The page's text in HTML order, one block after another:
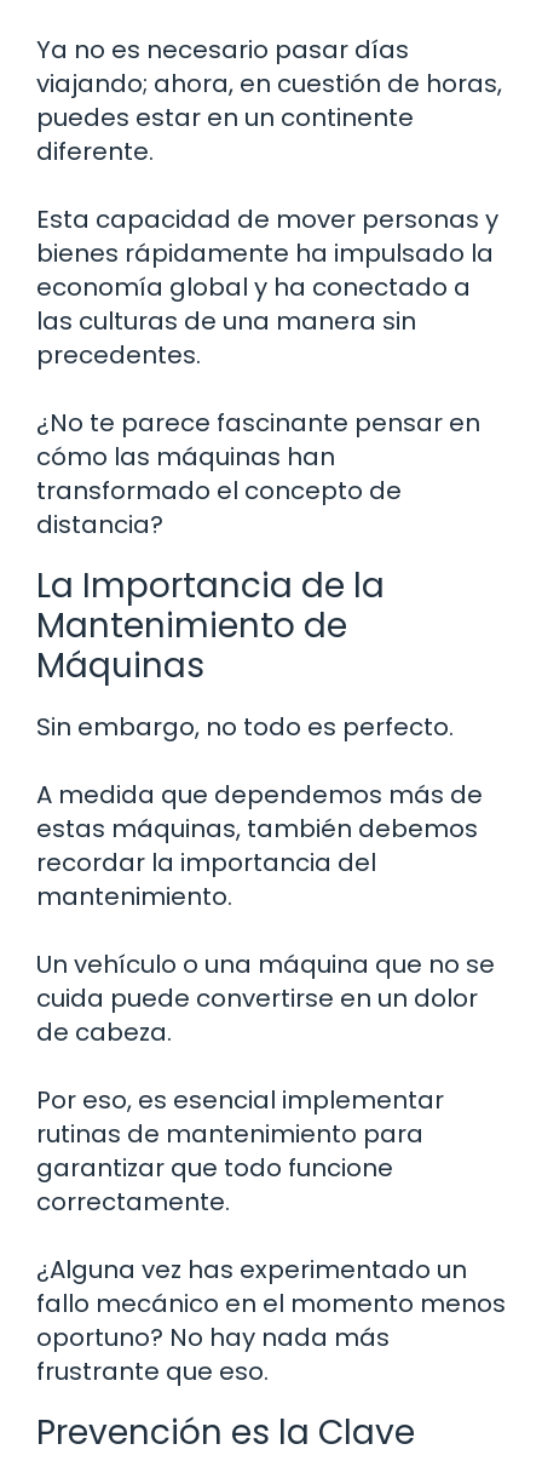
Ya no es necesario pasar días
viajando; ahora, en cuestión de horas,
puedes estar en un continente
diferente.
Esta capacidad de mover personas y
bienes rápidamente ha impulsado la
economía global y ha conectado a
las culturas de una manera sin
precedentes.
¿No te parece fascinante pensar en
cómo las máquinas han
transformado el concepto de
distancia?
La Importancia de la
Mantenimiento de
Máquinas
Sin embargo, no todo es perfecto.
A medida que dependemos más de
estas máquinas, también debemos
recordar la importancia del
mantenimiento.
Un vehículo o una máquina que no se
cuida puede convertirse en un dolor
de cabeza.
Por eso, es esencial implementar
rutinas de mantenimiento para
garantizar que todo funcione
correctamente.
¿Alguna vez has experimentado un
fallo mecánico en el momento menos
oportuno? No hay nada más
frustrante que eso.
Prevención es la Clave